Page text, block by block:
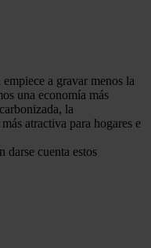
a gravar menos la
una economía más
la
atractiva para hogares e
darse cuenta estos